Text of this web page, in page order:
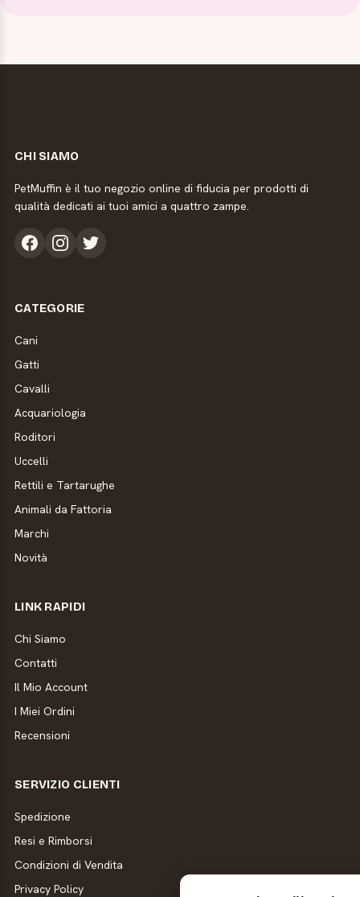
CHI SIAMO
PetMuffin è il tuo negozio online di fiducia per prodotti di
qualità dedicati ai tuoi amici a quattro zampe.
CATEGORIE
Cani
Gatti
Cavalli
Acquariologia
Roditori
Uccelli
Rettili e Tartarughe
Animali da Fattoria
Marchi
Novità
LINK RAPIDI
Chi Siamo
Contatti
Il Mio Account
I Miei Ordini
Recensioni
SERVIZIO CLIENTI
Spedizione
Resi e Rimborsi
Condizioni di Vendita
Privacy Policy